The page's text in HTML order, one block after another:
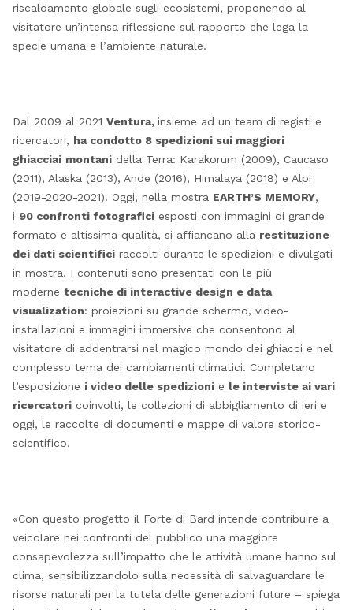
riscaldamento globale sugli ecosistemi, proponendo al
visitatore un’intensa riflessione sul rapporto che lega la
specie umana e l’ambiente naturale.
Dal 2009 al 2021 Ventura, insieme ad un team di registi e
ricercatori, ha condotto 8 spedizioni sui maggiori
ghiacciai montanidella Terra: Karakorum (2009), Caucaso
(2011), Alaska (2013), Ande (2016), Himalaya (2018) e Alpi
(2019-2020-2021). Oggi, nella mostra EARTH’S MEMORY,
i 90 confronti fotograficiesposti con immagini di grande
formato e altissima qualità, si affiancano alla restituzione
dei dati scientificiraccolti durante le spedizioni e divulgati
in mostra. I contenuti sono presentati con le più
moderne tecniche di interactive design e data
visualization: proiezioni su grande schermo, video-
installazioni e immagini immersive che consentono al
visitatore di addentrarsi nel magico mondo dei ghiacci e nel
complesso tema dei cambiamenti climatici. Completano
l’esposizione i video delle spedizionie le interviste ai vari
ricercatoricoinvolti, le collezioni di abbigliamento di ieri e
oggi, le raccolte di documenti e mappe di valore storico-
scientifico.
«Con questo progetto il Forte di Bard intende contribuire a
veicolare nei confronti del pubblico una maggiore
consapevolezza sull’impatto che le attività umane hanno sul
clima, sensibilizzandolo sulla necessità di salvaguardare le
risorse naturali per la tutela delle generazioni future – spiega